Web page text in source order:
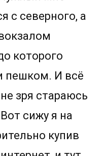
с северного, а
которого
пешком. И всё
зря стараюсь
сижу я на
купив